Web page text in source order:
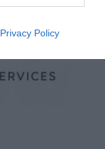
Privacy Policy